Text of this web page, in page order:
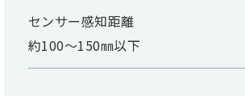
センサー感知距離
約100～150㎜以下